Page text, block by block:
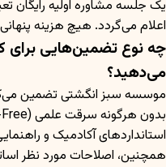
یک جلسه مشاوره اولیه رایگان
اعلام می‌گردد. هیچ هزینه
چه نوع تضمین‌هایی برای
می‌دهید؟
موسسه سبز انگشتی تضمین
استانداردهای آکادمیک و
همچنین، اصلاحات مورد نظر